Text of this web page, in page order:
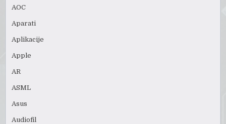
AOC
Aparati
Aplikacije
Apple
AR
ASML
Asus
Audiofil